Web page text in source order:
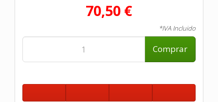
70,50 €
*IVA Incluido
Comprar